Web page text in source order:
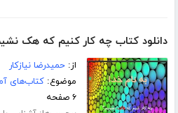
دانلود کتاب چه کار کنیم که هک
از:حمیدرضا نیازکار
موضوع:کتاب‌های
۶ صفحه